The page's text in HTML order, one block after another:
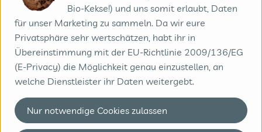
bedrohter Tierarten und einzigartiger Lebensräume
einsetzen. Unsere Seasonal-Kaffeereihe, mit der wir zu
jeder Jahreszeit ein tolles Charity-Projekt unterstützen,
wird deshalb natürlich fortgeführt. Unser nächstes Projekt
könnte vielleicht etwas mit Eisbären zu tun haben – aber
psst, mehr verraten wir noch nicht!
Ihr habt euch mit der Kaffeerösterei Baum bereits
etwas wirklich Tolles aufgebaut. Habt ihr trotzdem
Bio-Kekse!) und uns somit erlaubt, Daten
für unser Marketing zu sammeln. Da wir eure
Privatsphäre sehr wertschätzen, habt ihr in
Übereinstimmung mit der EU-Richtlinie 2009/136/EG
(E-Privacy) die Möglichkeit genau einzustellen, an
welche Dienstleister ihr Daten weitergebt.
Nur notwendige Cookies zulassen